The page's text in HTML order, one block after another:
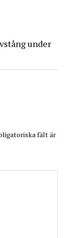
under
fält är